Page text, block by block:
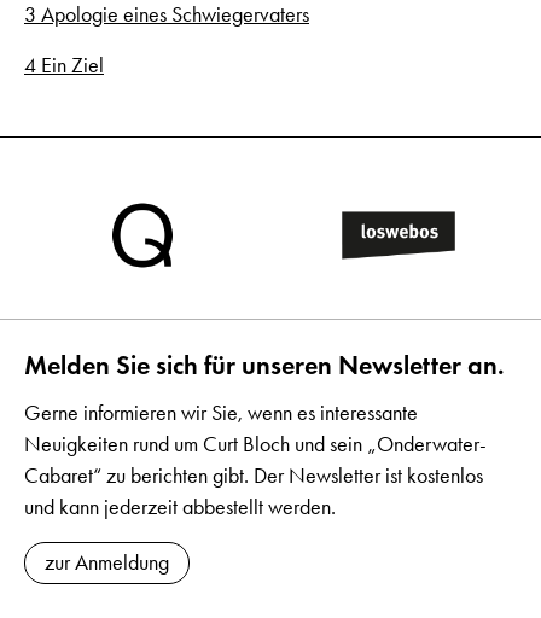
3 Apologie eines Schwiegervaters
4 Ein Ziel
Melden Sie sich für unseren Newsletter an.
Gerne informieren wir Sie, wenn es interessante
Neuigkeiten rund um Curt Bloch und sein „Onderwater-
Cabaret“ zu berichten gibt. Der Newsletter ist kostenlos
und kann jederzeit abbestellt werden.
zur Anmeldung